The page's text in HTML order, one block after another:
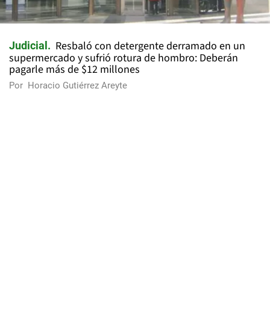
Judicial
Resbaló con detergente derramado en un
supermercado y sufrió rotura de hombro: Deberán
pagarle más de $12 millones
Por Horacio Gutiérrez Areyte